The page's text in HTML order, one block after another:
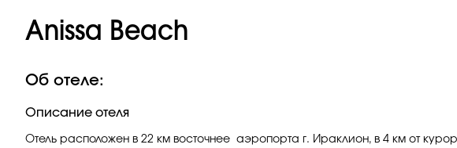
Anissa Beach
Об отеле:
Описание отеля
Отель расположен в 22 км восточнее аэропорта г. Ираклион, в 4 км от